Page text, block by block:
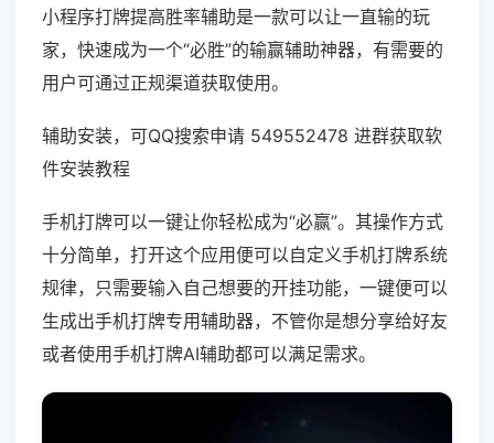
小程序打牌提高胜率辅助是一款可以让一直输的玩
家，快速成为一个“必胜”的输赢辅助神器，有需要的
用户可通过正规渠道获取使用。
辅助安装，可QQ搜索申请 549552478 进群获取软
件安装教程
手机打牌可以一键让你轻松成为“必赢”。其操作方式
十分简单，打开这个应用便可以自定义手机打牌系统
规律，只需要输入自己想要的开挂功能，一键便可以
生成出手机打牌专用辅助器，不管你是想分享给好友
或者使用手机打牌AI辅助都可以满足需求。